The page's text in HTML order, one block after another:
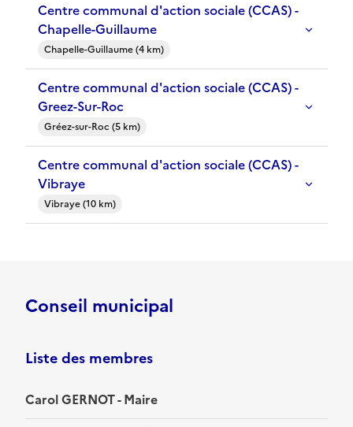
Centre communal d'action sociale (CCAS) -
Chapelle-Guillaume
Chapelle-Guillaume (4 km)
Centre communal d'action sociale (CCAS) -
Greez-Sur-Roc
Gréez-sur-Roc (5 km)
Centre communal d'action sociale (CCAS) -
Vibraye
Vibraye (10 km)
Conseil municipal
Liste des membres
Carol GERNOT - Maire